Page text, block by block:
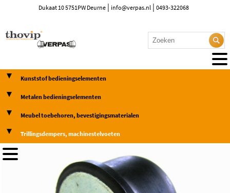
Dukaat 10 5751PW Deurne| info@verpas.nl| 0493-322068
Kunststof bedieningselementen
Metalen bedieningselementen
Meubel toebehoren, bevestigingsmaterialen
Trillingsdempers, machinestelvoeten